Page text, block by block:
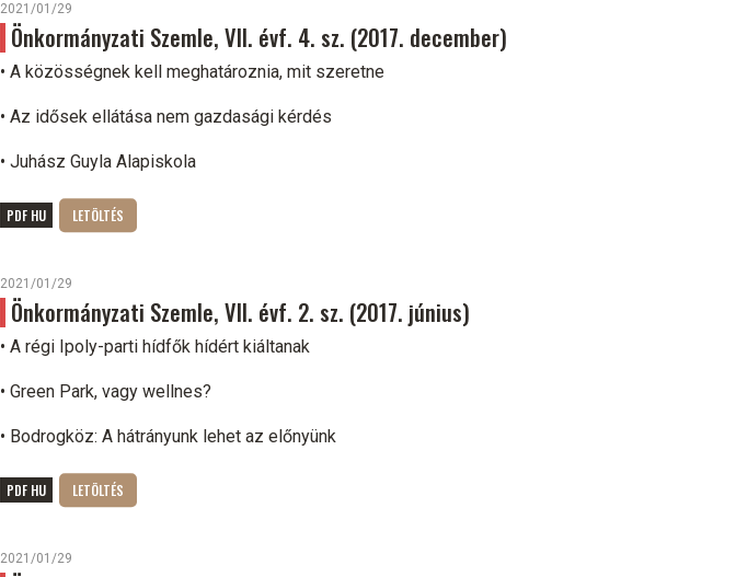
2021/01/29
Önkormányzati Szemle, VII. évf. 4. sz. (2017. december)
• A közösségnek kell meghatároznia, mit szeretne
• Az idősek ellátása nem gazdasági kérdés
• Juhász Guyla Alapiskola
PDF HU
2021/01/29
Önkormányzati Szemle, VII. évf. 2. sz. (2017. június)
• A régi Ipoly-parti hídfők hídért kiáltanak
• Green Park, vagy wellnes?
• Bodrogköz: A hátrányunk lehet az előnyünk
PDF HU
2021/01/29